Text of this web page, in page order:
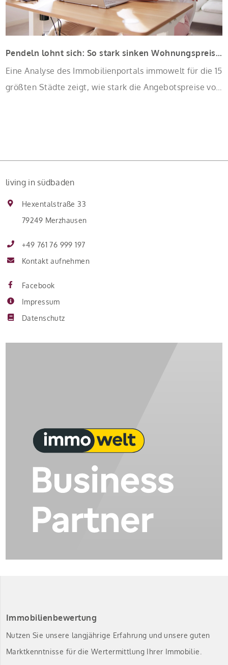
Pendeln lohnt sich: So stark sinken Wohnungspreise im Umland
Eine Analyse des Immobilienportals immowelt für die 15
größten Städte zeigt, wie stark die Angebotspreise von
living in südbaden
Hexentalstraße 33
79249 Merzhausen
+49 761 76 999 197
Kontakt aufnehmen
Facebook
Impressum
Datenschutz
Immobilienbewertung
Nutzen Sie unsere langjährige Erfahrung und unsere guten
Marktkenntnisse für die Wertermittlung Ihrer Immobilie.